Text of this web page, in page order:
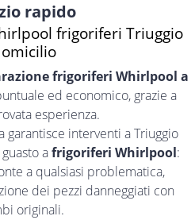
rapido
frigoriferi Triuggio
frigoriferi Whirlpool a
ed economico, grazie a
esperienza.
garantisce interventi a Triuggio
afrigoriferi Whirlpool:
a qualsiasi problematica,
dei pezzi danneggiati con
originali.